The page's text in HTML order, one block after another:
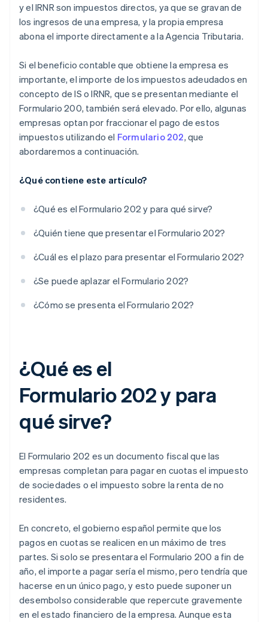
y el IRNR son impuestos directos, ya que se gravan de
los ingresos de una empresa, y la propia empresa
abona el importe directamente a la Agencia Tributaria.
Si el beneficio contable que obtiene la empresa es
importante, el importe de los impuestos adeudados en
concepto de IS o IRNR, que se presentan mediante el
Formulario 200, también será elevado. Por ello, algunas
empresas optan por fraccionar el pago de estos
impuestos utilizando el Formulario 202, que
abordaremos a continuación.
¿Qué contiene este artículo?
¿Qué es el Formulario 202 y para qué sirve?
¿Quién tiene que presentar el Formulario 202?
¿Cuál es el plazo para presentar el Formulario 202?
¿Se puede aplazar el Formulario 202?
¿Cómo se presenta el Formulario 202?
¿Qué es el
Formulario 202 y para
qué sirve?
El Formulario 202 es un documento fiscal que las
empresas completan para pagar en cuotas el impuesto
de sociedades o el impuesto sobre la renta de no
residentes.
En concreto, el gobierno español permite que los
pagos en cuotas se realicen en un máximo de tres
partes. Si solo se presentara el Formulario 200 a fin de
año, el importe a pagar sería el mismo, pero tendría que
hacerse en un único pago, y esto puede suponer un
desembolso considerable que repercute gravemente
en el estado financiero de la empresa. Aunque esta